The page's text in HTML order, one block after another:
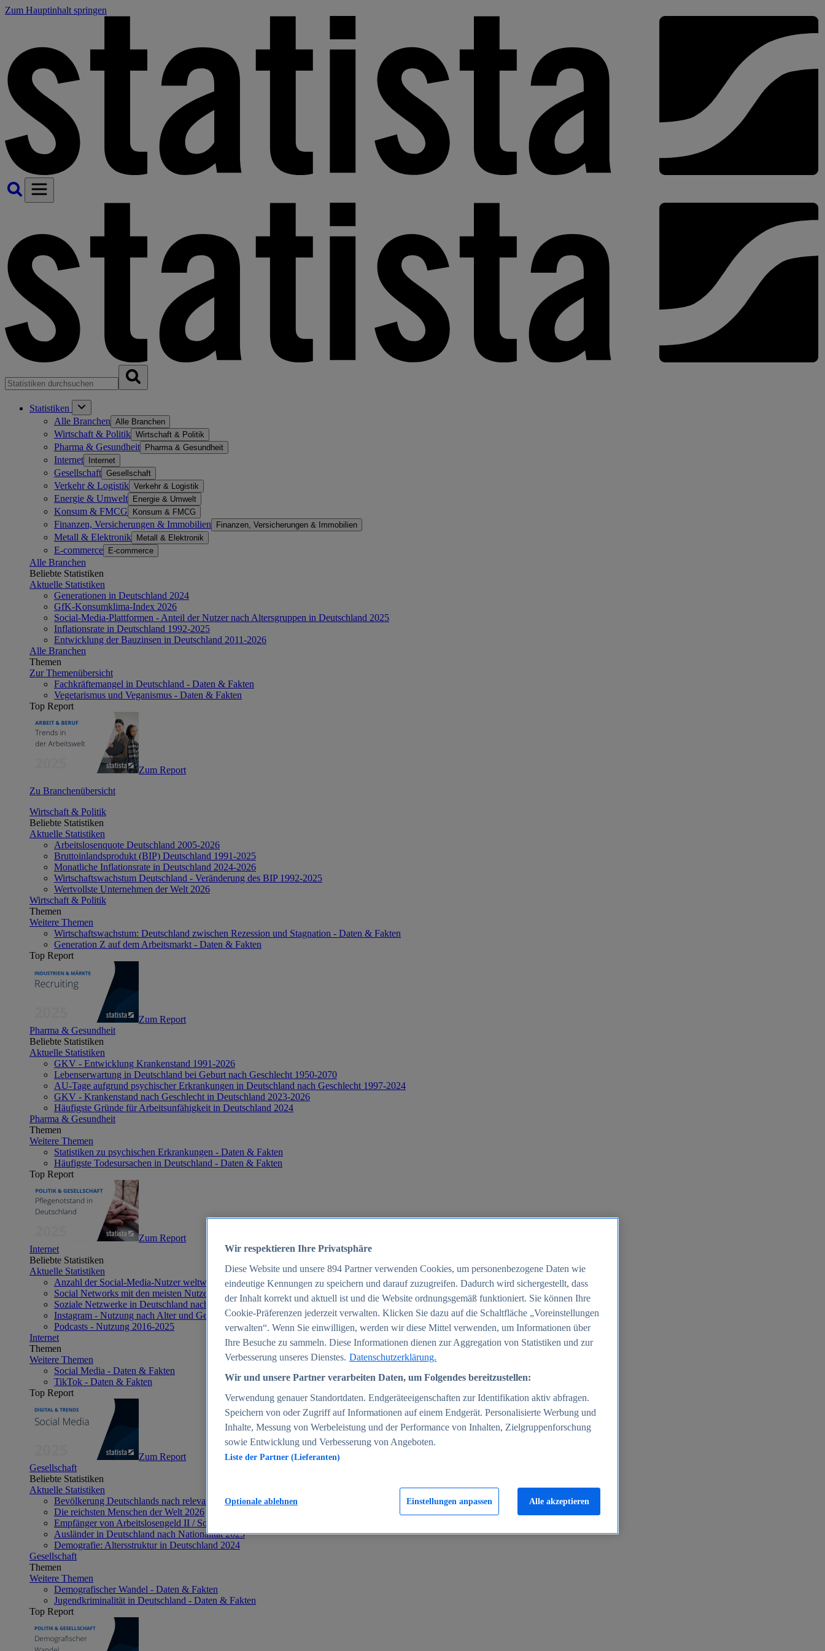
Zum Hauptinhalt springen
Statistiken
Alle Branchen Alle Branchen
Wirtschaft & Politik Wirtschaft & Politik
Pharma & Gesundheit Pharma & Gesundheit
Internet Internet
Gesellschaft Gesellschaft
Verkehr & Logistik Verkehr & Logistik
Energie & Umwelt Energie & Umwelt
Konsum & FMCG Konsum & FMCG
Finanzen, Versicherungen & Immobilien Finanzen, Versicherungen & Immobilien
Metall & Elektronik Metall & Elektronik
E-commerce E-commerce
Alle Branchen
Beliebte Statistiken
Aktuelle Statistiken
Generationen in Deutschland 2024
GfK-Konsumklima-Index 2026
Social-Media-Plattformen - Anteil der Nutzer nach Altersgruppen in Deutschland 2025
Inflationsrate in Deutschland 1992-2025
Entwicklung der Bauzinsen in Deutschland 2011-2026
Alle Branchen
Themen
Zur Themenübersicht
Fachkräftemangel in Deutschland - Daten & Fakten
Vegetarismus und Veganismus - Daten & Fakten
Top Report
Zum Report
Zu Branchenübersicht
Wirtschaft & Politik
Beliebte Statistiken
Aktuelle Statistiken
Arbeitslosenquote Deutschland 2005-2026
Bruttoinlandsprodukt (BIP) Deutschland 1991-2025
Monatliche Inflationsrate in Deutschland 2024-2026
Wirtschaftswachstum Deutschland - Veränderung des BIP 1992-2025
Wertvollste Unternehmen der Welt 2026
Wirtschaft & Politik
Themen
Weitere Themen
Wirtschaftswachstum: Deutschland zwischen Rezession und Stagnation - Daten & Fakten
Generation Z auf dem Arbeitsmarkt - Daten & Fakten
Top Report
Zum Report
Pharma & Gesundheit
Beliebte Statistiken
Aktuelle Statistiken
GKV - Entwicklung Krankenstand 1991-2026
Lebenserwartung in Deutschland bei Geburt nach Geschlecht 1950-2070
AU-Tage aufgrund psychischer Erkrankungen in Deutschland nach Geschlecht 1997-2024
GKV - Krankenstand nach Geschlecht in Deutschland 2023-2026
Häufigste Gründe für Arbeitsunfähigkeit in Deutschland 2024
Pharma & Gesundheit
Themen
Weitere Themen
Statistiken zu psychischen Erkrankungen - Daten & Fakten
Häufigste Todesursachen in Deutschland - Daten & Fakten
Top Report
Zum Report
Internet
Beliebte Statistiken
Aktuelle Statistiken
Anzahl der Social-Media-Nutzer weltweit 2012-2025
Social Networks mit den meisten Nutzern weltweit 2025
Soziale Netzwerke in Deutschland nach Generationen 2025
Instagram - Nutzung nach Alter und Geschlecht in Deutschland 2025
Podcasts - Nutzung 2016-2025
Internet
Themen
Weitere Themen
Social Media - Daten & Fakten
TikTok - Daten & Fakten
Top Report
Zum Report
Gesellschaft
Beliebte Statistiken
Aktuelle Statistiken
Bevölkerung Deutschlands nach relevanten Altersgruppen 2024
Die reichsten Menschen der Welt 2026
Empfänger von Arbeitslosengeld II / Sozialgeld / Bürgergeld in Deutschland 2005-2025
Ausländer in Deutschland nach Nationalität 2025
Demografie: Altersstruktur in Deutschland 2024
Gesellschaft
Themen
Weitere Themen
Demografischer Wandel - Daten & Fakten
Jugendkriminalität in Deutschland - Daten & Fakten
Top Report
Wir respektieren Ihre Privatsphäre
Diese Website und unsere 894 Partner verwenden Cookies, um personenbezogene Daten wie
eindeutige Kennungen zu speichern und darauf zuzugreifen. Dadurch wird sichergestellt, dass
der Inhalt korrekt und aktuell ist und die Website ordnungsgemäß funktioniert. Sie können Ihre
Cookie-Präferenzen jederzeit verwalten. Klicken Sie dazu auf die Schaltfläche „Voreinstellungen
verwalten“. Wenn Sie einwilligen, werden wir diese Mittel verwenden, um Informationen über
Ihre Besuche zu sammeln. Diese Informationen dienen zur Aggregation von Statistiken und zur
Verbesserung unseres Dienstes. Datenschutzerklärung.
Wir und unsere Partner verarbeiten Daten, um Folgendes bereitzustellen:
Verwendung genauer Standortdaten. Endgeräteeigenschaften zur Identifikation aktiv abfragen.
Speichern von oder Zugriff auf Informationen auf einem Endgerät. Personalisierte Werbung und
Inhalte, Messung von Werbeleistung und der Performance von Inhalten, Zielgruppenforschung
sowie Entwicklung und Verbesserung von Angeboten.
Liste der Partner (Lieferanten)
Einstellungen anpassen
Optionale ablehnen Alle akzeptieren